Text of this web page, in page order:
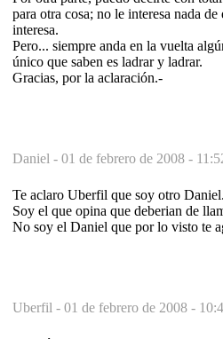
para otra cosa; no le interesa nada
interesa.
Pero... siempre anda en la vuelta
único que saben es ladrar y ladrar.
Gracias, por la aclaración.-
Daniel - 01 de febrero de 2008 -
Te aclaro Uberfil que soy otro Daniel.
Soy el que opina que deberian de
No soy el Daniel que por lo visto te
Uberfil - 01 de febrero de 2008 -